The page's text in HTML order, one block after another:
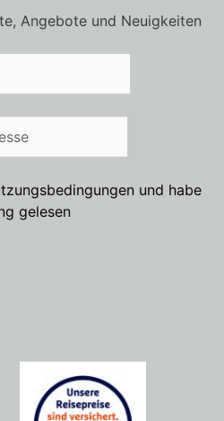
Angebote und Neuigkeiten
und habe
gelesen